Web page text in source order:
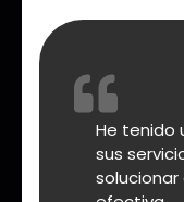
He tenido
sus